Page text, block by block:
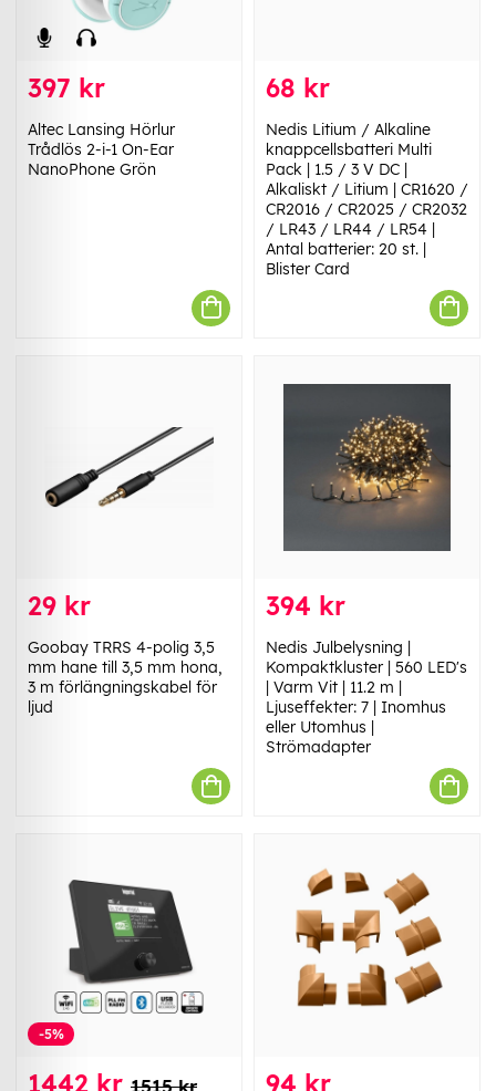
397 kr
Altec Lansing Hörlur
Trådlös 2-i-1 On-Ear
NanoPhone Grön
68 kr
Nedis Litium / Alkaline
knappcellsbatteri Multi
Pack | 1.5 / 3 V DC |
Alkaliskt / Litium | CR1620 /
CR2016 / CR2025 / CR2032
/ LR43 / LR44 / LR54 |
Antal batterier: 20 st. |
Blister Card
29 kr
Goobay TRRS 4-polig 3,5
mm hane till 3,5 mm hona,
3 m förlängningskabel för
ljud
394 kr
Nedis Julbelysning |
Kompaktkluster | 560 LED's
| Varm Vit | 11.2 m |
Ljuseffekter: 7 | Inomhus
eller Utomhus |
Strömadapter
-5%
1442 kr 94 kr